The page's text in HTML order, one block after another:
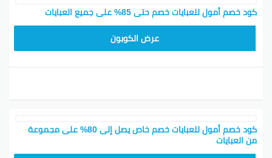
كود خصم أمول للعبايات خصم حتى 85% على جميع العبايات
عرض الكوبون
كود خصم أمول للعبايات خصم خاص يصل إلى 80% على مجموعة
من العبايات